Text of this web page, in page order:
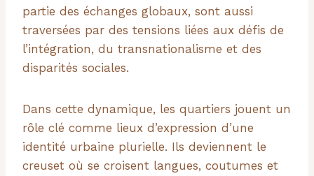
partie des échanges globaux, sont aussi
traversées par des tensions liées aux défis de
l’intégration, du transnationalisme et des
disparités sociales.
Dans cette dynamique, les quartiers jouent un
rôle clé comme lieux d’expression d’une
identité urbaine plurielle. Ils deviennent le
creuset où se croisent langues, coutumes et